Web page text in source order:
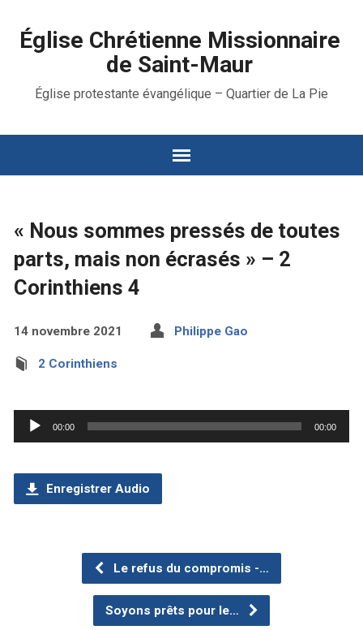
Église Chrétienne Missionnaire
de Saint-Maur
Église protestante évangélique – Quartier de La Pie
« Nous sommes pressés de toutes
parts, mais non écrasés » – 2
Corinthiens 4
14 novembre 2021 Philippe Gao
2 Corinthiens
Lecteur
audio
00:00 00:00
Enregistrer Audio
Le refus du compromis -…
Soyons prêts pour le…